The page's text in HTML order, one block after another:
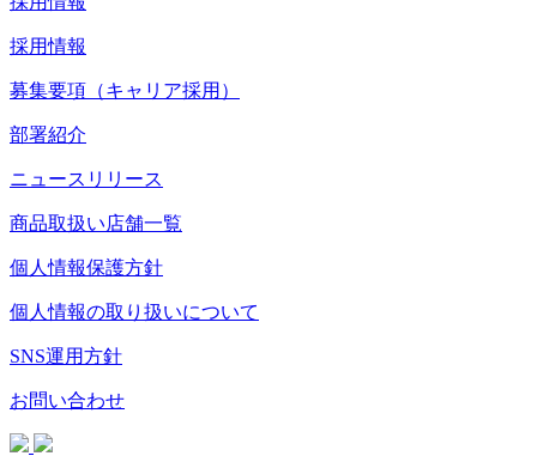
採用情報
募集要項（キャリア採用）
部署紹介
ニュースリリース
商品取扱い店舗一覧
個人情報保護方針
個人情報の取り扱いについて
SNS運用方針
お問い合わせ